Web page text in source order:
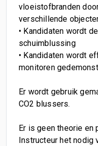
vloeistofbranden
verschillende
• Kandidaten wordt
schuimblussing
• Kandidaten wordt
monitoren
Er wordt gebruik
CO2 blussers.
Er is geen theorie en
Instructeur het nodig